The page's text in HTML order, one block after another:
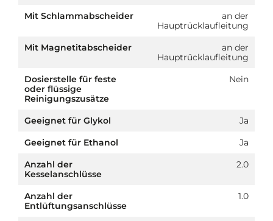
Mit Schlammabscheider
an der
Hauptrücklaufleitung
Mit Magnetitabscheider
an der
Hauptrücklaufleitung
Dosierstelle für feste
oder flüssige
Reinigungszusätze
Nein
Geeignet für Glykol
Ja
Geeignet für Ethanol
Ja
Anzahl der
Kesselanschlüsse
2.0
Anzahl der
Entlüftungsanschlüsse
1.0